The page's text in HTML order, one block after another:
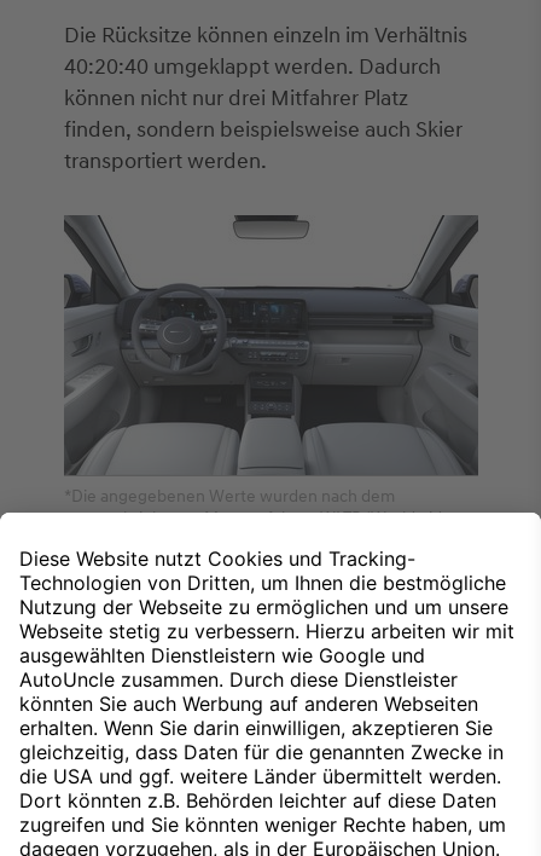
Die Rücksitze können einzeln im Verhältnis
40:20:40 umgeklappt werden. Dadurch
können nicht nur drei Mitfahrer Platz
finden, sondern beispielsweise auch Skier
transportiert werden.
*Die angegebenen Werte wurden nach dem
vorgeschriebenen Messverfahren WLTP (Worldwide
ermittelt. Der Energieverbrauch und der CO₂-Ausstoß
eines Pkw sind nicht nur von der effizienten
Ausnutzung des Kraftstoffs bzw. des Energieträgers
durch den Pkw, sondern auch vom Fahrstil und anderen
nichttechnischen Faktoren abhängig.
Nach oben